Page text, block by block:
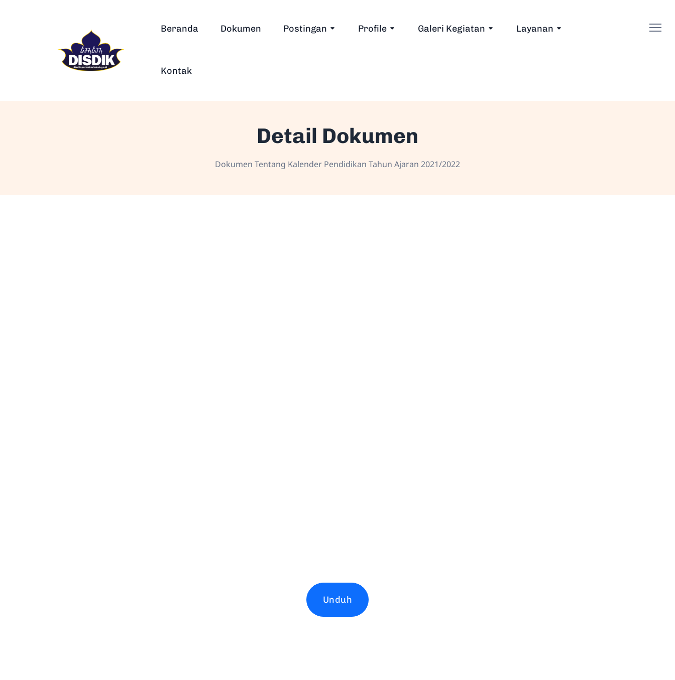
Beranda Dokumen Postingan Profile Galeri Kegiatan Layanan
Kontak
Detail Dokumen
Dokumen Tentang Kalender Pendidikan Tahun Ajaran 2021/2022
Unduh